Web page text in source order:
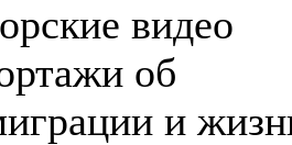
видео
об
и